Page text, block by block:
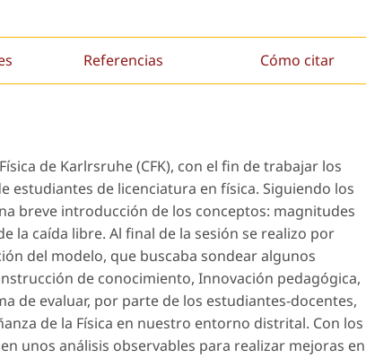
Referencias Cómo citar
de Karlrsruhe (CFK), con el fin de trabajar los
estudiantes de licenciatura en física. Siguiendo los
breve introducción de los conceptos: magnitudes
la caída libre. Al final de la sesión se realizo por
del modelo, que buscaba sondear algunos
de conocimiento, Innovación pedagógica,
de evaluar, por parte de los estudiantes-docentes,
de la Física en nuestro entorno distrital. Con los
unos análisis observables para realizar mejoras en